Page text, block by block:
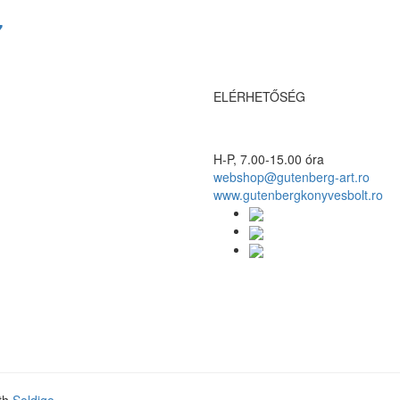
ELÉRHETŐSÉG
H-P, 7.00-15.00 óra
webshop@gutenberg-art.ro
www.gutenbergkonyvesbolt.ro